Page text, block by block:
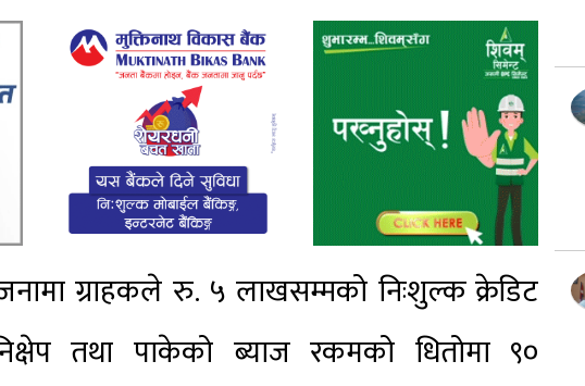
ग्राहकले रु. ५ लाखसम्मको निःशुल्क क्रेडिट
तथा पाकेको ब्याज रकमको धितोमा ९०